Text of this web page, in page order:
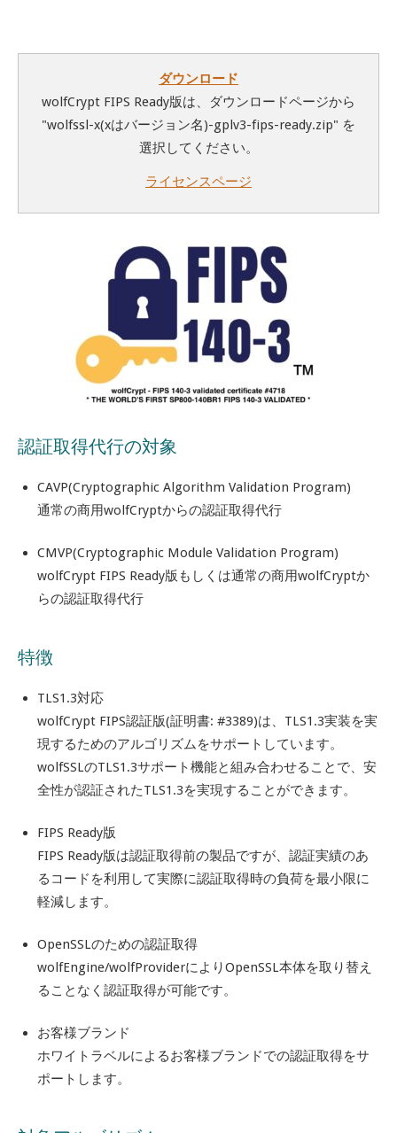
ダウンロード
wolfCrypt FIPS Ready版は、ダウンロードページから
"wolfssl-x(xはバージョン名)-gplv3-fips-ready.zip" を
選択してください。
ライセンスページ
認証取得代行の対象
CAVP(Cryptographic Algorithm Validation Program)
通常の商用wolfCryptからの認証取得代行
CMVP(Cryptographic Module Validation Program)
wolfCrypt FIPS Ready版もしくは通常の商用wolfCryptか
らの認証取得代行
特徴
TLS1.3対応
wolfCrypt FIPS認証版(証明書: #3389)は、TLS1.3実装を実
現するためのアルゴリズムをサポートしています。
wolfSSLのTLS1.3サポート機能と組み合わせることで、安
全性が認証されたTLS1.3を実現することができます。
FIPS Ready版
FIPS Ready版は認証取得前の製品ですが、認証実績のあ
るコードを利用して実際に認証取得時の負荷を最小限に
軽減します。
OpenSSLのための認証取得
wolfEngine/wolfProviderによりOpenSSL本体を取り替え
ることなく認証取得が可能です。
お客様ブランド
ホワイトラベルによるお客様ブランドでの認証取得をサ
ポートします。